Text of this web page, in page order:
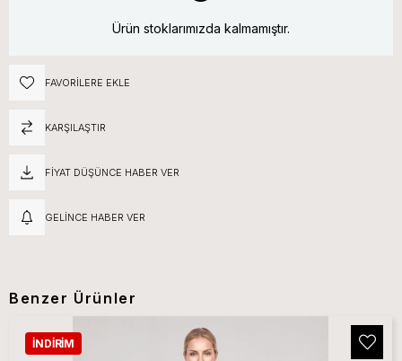
Ürün stoklarımızda kalmamıştır.
FAVORILERE EKLE
KARŞILAŞTIR
FIYAT DÜŞÜNCE HABER VER
GELINCE HABER VER
Benzer Ürünler
İNDIRIM